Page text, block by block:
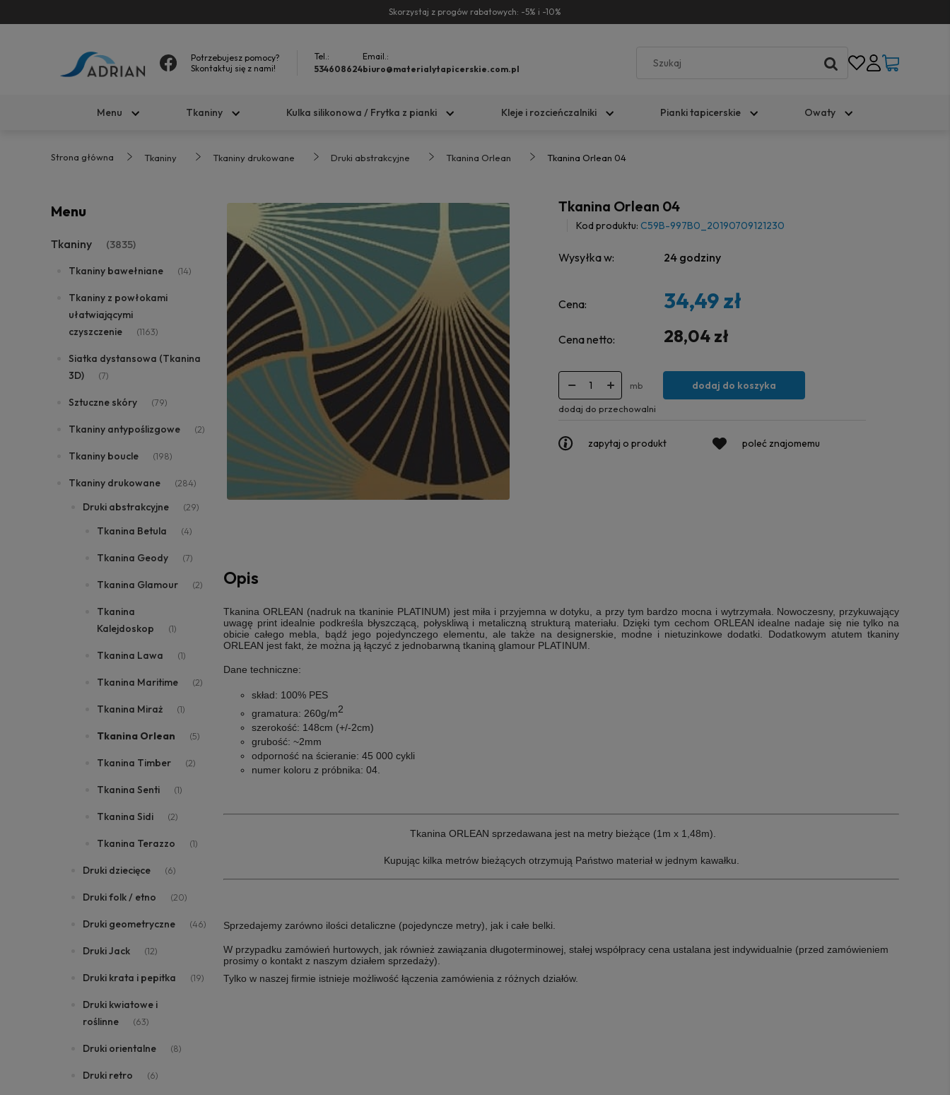
Skorzystaj z progów rabatowych: -5% i -10%
Potrzebujesz pomocy?
Skontaktuj się z nami!
Tel.:
534608624
Email.:
biuro@materialytapicerskie.com.pl
Menu Tkaniny Kulka silikonowa / Frytka z pianki Kleje i rozcieńczalniki Pianki tapicerskie Owaty
Strona główna Tkaniny Tkaniny drukowane Druki abstrakcyjne Tkanina Orlean Tkanina Orlean 04
Menu
Tkaniny (3835)
Tkaniny bawełniane (14)
Tkaniny z powłokami
ułatwiającymi
czyszczenie
(1163)
Siatka dystansowa (Tkanina
3D)
(7)
Sztuczne skóry (79)
Tkaniny antypoślizgowe (2)
Tkaniny boucle (198)
Tkaniny drukowane (284)
Druki abstrakcyjne (29)
Tkanina Betula (4)
Tkanina Geody (7)
Tkanina Glamour (2)
Tkanina
Kalejdoskop
(1)
Tkanina Lawa (1)
Tkanina Maritime (2)
Tkanina Miraż (1)
Tkanina Orlean (5)
Tkanina Timber (2)
Tkanina Senti (1)
Tkanina Sidi (2)
Tkanina Terazzo (1)
Druki dziecięce (6)
Druki folk / etno (20)
Druki geometryczne (46)
Druki Jack (12)
Druki krata i pepitka (19)
Druki kwiatowe i
roślinne
(63)
Druki orientalne (8)
Druki retro (6)
Tkanina Orlean 04
Kod produktu: C59B-997B0_20190709121230
Wysyłka w: 24 godziny
Cena: 34,49 zł
Cena netto: 28,04 zł
mb dodaj do koszyka
dodaj do przechowalni
zapytaj o produkt poleć znajomemu
Opis
Tkanina ORLEAN (nadruk na tkaninie PLATINUM) jest miła i przyjemna w dotyku, a przy tym bardzo mocna i wytrzymała. Nowoczesny, przykuwający
uwagę print idealnie podkreśla błyszczącą, połyskliwą i metaliczną strukturą materiału. Dzięki tym cechom ORLEAN idealne nadaje się nie tylko na
obicie całego mebla, bądź jego pojedynczego elementu, ale także na designerskie, modne i nietuzinkowe dodatki. Dodatkowym atutem tkaniny
ORLEAN jest fakt, że można ją łączyć z jednobarwną tkaniną glamour PLATINUM.
Dane techniczne:
skład: 100% PES
gramatura: 260g/m2
szerokość: 148cm (+/-2cm)
grubość: ~2mm
odporność na ścieranie: 45 000 cykli
numer koloru z próbnika: 04
Tkanina ORLEAN sprzedawana jest na metry bieżące (1m x 1,48m).
Kupując kilka metrów bieżących otrzymują Państwo materiał w jednym kawałku.
Sprzedajemy zarówno ilości detaliczne (pojedyncze metry), jak i całe belki.
W przypadku zamówień hurtowych, jak również zawiązania długoterminowej, stałej współpracy cena ustalana jest indywidualnie (przed zamówieniem
prosimy o kontakt z naszym działem sprzedaży).
Tylko w naszej firmie istnieje możliwość łączenia zamówienia z różnych działów.